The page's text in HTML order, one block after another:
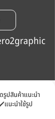
รูปสินค้าแนะนำ
แนะนำใช้รูป